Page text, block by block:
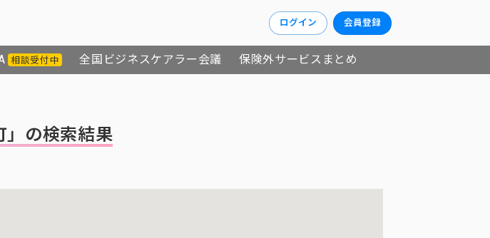
ログイン 会員登録
相談受付中 全国ビジネスケアラー会議 保険外サービスまとめ
」の検索結果